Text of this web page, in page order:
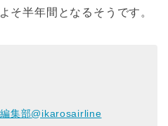
そ半年間となるそうです。
集部@ikarosairline